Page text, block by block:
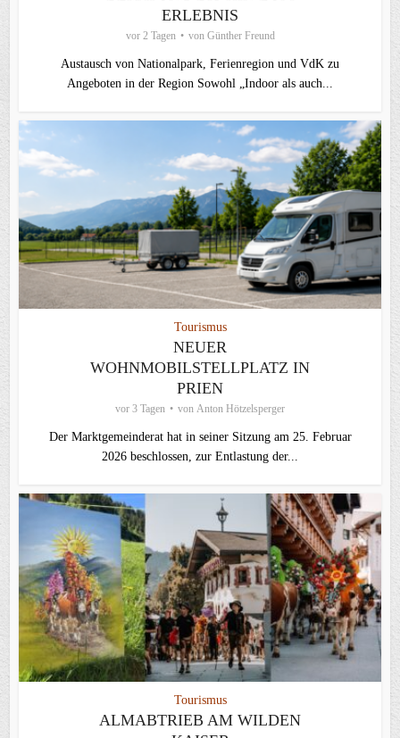
ERLEBNIS
vor 2 Tagen von Günther Freund
Austausch von Nationalpark, Ferienregion und VdK zu
Angeboten in der Region Sowohl „Indoor als auch...
Tourismus
NEUER
WOHNMOBILSTELLPLATZ IN
PRIEN
vor 3 Tagen von Anton Hötzelsperger
Der Marktgemeinderat hat in seiner Sitzung am 25. Februar
2026 beschlossen, zur Entlastung der...
Tourismus
ALMABTRIEB AM WILDEN